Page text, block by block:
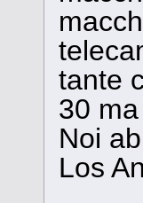
tante
30
Noi
Los